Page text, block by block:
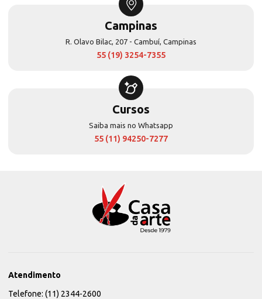
Campinas
R. Olavo Bilac, 207 - Cambuí, Campinas
55 (19) 3254-7355
Cursos
Saiba mais no Whatsapp
55 (11) 94250-7277
Atendimento
Telefone: (11) 2344-2600